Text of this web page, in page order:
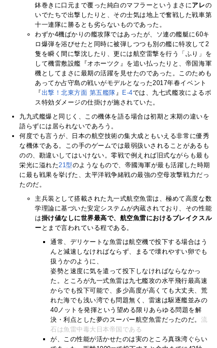
鉢巻きに口元まで覆った純白のマフラーというまさにアレの
いでたちで出撃したりと、その士気は地上で奮戦した戦車第
十一連隊に勝るとも劣らないものであった。
わずか4機ばかりの艦攻隊ではあったが、ソ連の艦艇に60キ
ロ爆弾を浴びせたと同時に被弾しつつも別の艦に特攻して2
隻を瞬く間に撃沈したり、更には航空雷撃を行う「ふり」を
して機雷敷設艦『オホーツク』を追い払ったりと、帝国海軍
機としてまさに最期の活躍を見せたのであった。このためも
あってか占守島の戦いがモデルとなった2017年春イベント
『出撃！北東方面 第五艦隊』 E-4では、九七式艦攻によるボ
ス特効ダメージの仕掛けが施されていた。
九九式艦爆と同じく、この機体を語る場合は初期と末期の違いを
語らずには居られないであろう。
何度でも言うが、日本の航空技術の集大成ともいえる非常に優秀
な機体である。この手のゲームでは最弱扱いされることがあるも
のの、勘違いしてはいけない。零戦で例えれば旧式ながらも最も
栄光に溢れた21型のようなもので、帝國海軍が最も活躍した時期
に最も戦果を挙げた、太平洋戦争緒戦の最強の空母攻撃戦力だっ
たのだ。
主兵装として搭載された九一式航空魚雷は、極めて高度な数
学理論に基づいた安定システムが内蔵されており、その性能
は掛け値なしに世界最高で、航空魚雷におけるブレイクスル
ー とまで言われている程である。
通常、デリケートな魚雷は航空機で投下する場合はう
んと減速しなければならず、まるで壊れやすい卵でも
扱うかのように、
姿勢と速度に気を遣って投下しなければならなかっ
た。ところが九一式魚雷は九七艦攻の水平飛行最高速
からでも投下可能で、多少高度が高くても大丈夫、荒
れた海でも浅い湾でも問題無く、雷速は駆逐艦並みの
40ノットを発揮という望める限りあらゆる問題を解
決・利点とした夢のスーパー航空魚雷だったのだ。 流
石は魚雷中毒大日本帝国である
が、この性能が活かせたのは実のところ真珠湾ぐらい